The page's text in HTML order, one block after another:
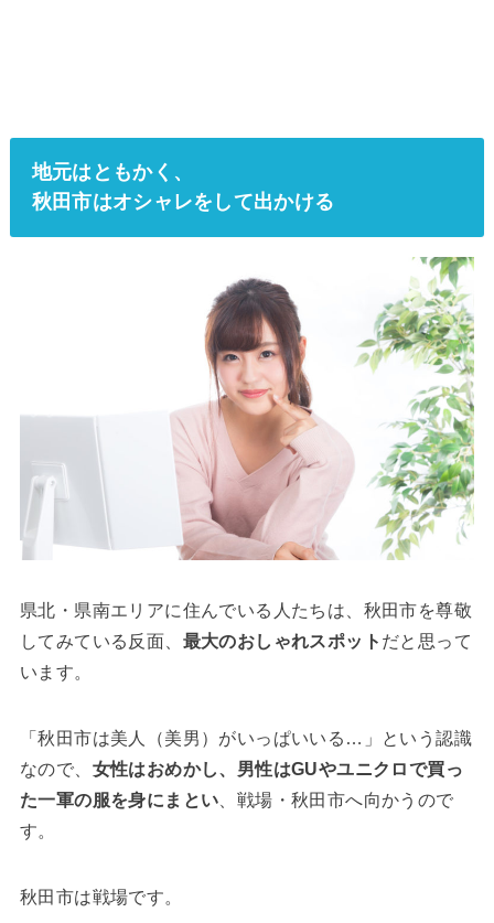
地元はともかく、
秋田市はオシャレをして出かける
県北・県南エリアに住んでいる人たちは、秋田市を尊敬
してみている反面、 最大のおしゃれスポット だと思って
います。
「秋田市は美人（美男）がいっぱいいる…」という認識
なので、 女性はおめかし、男性はGUやユニクロで買っ
た一軍の服を身にまとい 、戦場・秋田市へ向かうので
す。
秋田市は戦場です。